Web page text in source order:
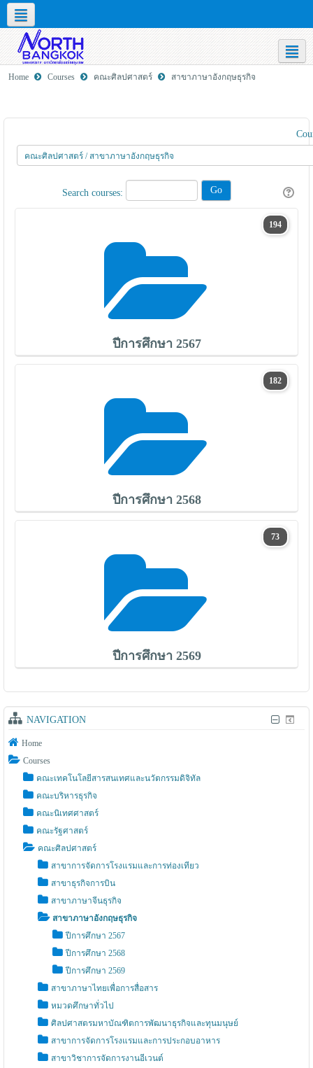
English ‎(en)‎
Home Courses คณะศิลปศาสตร์ สาขาภาษาอังกฤษธุรกิจ
Search courses:
194
ปีการศึกษา 2567
182
ปีการศึกษา 2568
73
ปีการศึกษา 2569
NAVIGATION
Home
Courses
คณะเทคโนโลยีสารสนเทศและนวัตกรรมดิจิทัล
คณะบริหารธุรกิจ
คณะนิเทศศาสตร์
คณะรัฐศาสตร์
คณะศิลปศาสตร์
สาขาการจัดการโรงแรมและการท่องเทียว
สาขาธุรกิจการบิน
สาขาภาษาจีนธุรกิจ
สาขาภาษาอังกฤษธุรกิจ
ปีการศึกษา 2567
ปีการศึกษา 2568
ปีการศึกษา 2569
สาขาภาษาไทยเพื่อการสื่อสาร
หมวดศึกษาทั่วไป
ศิลปศาสตรมหาบัณฑิตการพัฒนาธุรกิจและทุนมนุษย์
สาขาการจัดการโรงแรมและการประกอบอาหาร
สาขาวิชาการจัดการงานอีเวนต์